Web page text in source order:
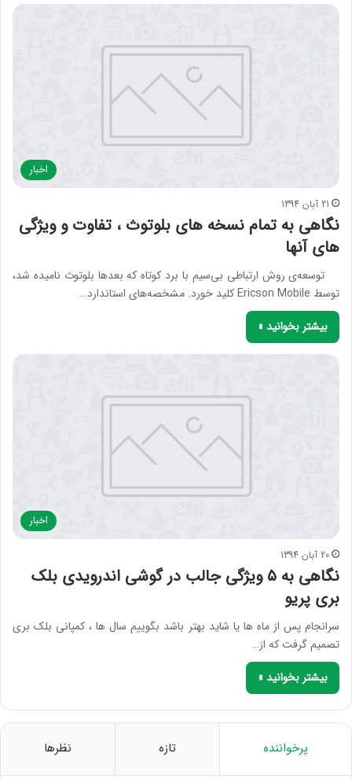
اخبار
21 آبان 1394
نگاهی به تمام نسخه های بلوتوث ، تفاوت و ویژگی
های آنها
توسعه‌ی روش ارتباطی بی‌سیم با برد کوتاه که بعدها بلوتوث نامیده شد،
توسط Ericson Mobile کلید خورد. مشخصه‌های استاندارد…
بیشتر بخوانید »
اخبار
20 آبان 1394
نگاهی به ۵ ویژگی جالب در گوشی اندرویدی بلک
بری پریو
سرانجام پس از ماه ها یا شاید بهتر باشد بگوییم سال ها ، کمپانی بلک بری
تصمیم گرفت که از…
بیشتر بخوانید »
پرخواننده تازه نظرها